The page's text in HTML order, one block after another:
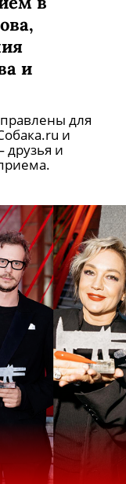
и
для
и
и